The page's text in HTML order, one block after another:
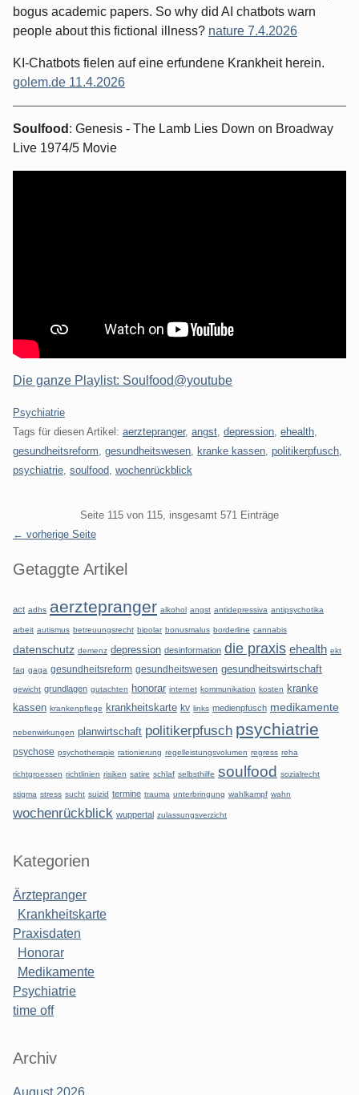
bogus academic papers. So why did AI chatbots warn
people about this fictional illness? nature 7.4.2026
KI-Chatbots fielen auf eine erfundene Krankheit herein.
golem.de 11.4.2026
Soulfood : Genesis - The Lamb Lies Down on Broadway
Live 1974/5 Movie
Die ganze Playlist: Soulfood@youtube
Kategorien:
Psychiatrie
Tags für diesen Artikel: aerztepranger, angst depression ehealth
gesundheitsreform gesundheitswesen kranke kassen politikerpfusch
psychiatrie soulfood wochenrückblick
PaginationSeite 115 von 115, insgesamt 571 Einträge
← vorherige Seite
Seitenleiste
Getaggte Artikel
act adhs aerztepranger alkohol angst antidepressiva antipsychotika
arbeit autismus betreuungsrecht bipolar bonusmalus borderline cannabis
datenschutz demenz depression desinformation die praxis ehealth ekt
faq gaga gesundheitsreform gesundheitswesen gesundheitswirtschaft
gewicht grundlagen gutachten honorar internet kommunikation kosten
kranke
kassen krankenpflege krankheitskarte kv links medienpfusch medikamente
nebenwirkungen planwirtschaft politikerpfusch psychiatrie
psychose psychotherapie rationierung regelleistungsvolumen regress reha
richtgroessen richtlinien risiken satire schlaf selbsthilfe soulfood sozialrecht
stigma stress sucht suizid termine trauma unterbringung wahlkampf wahn
wochenrückblick wuppertal zulassungsverzicht
Kategorien
Ärztepranger
Krankheitskarte
Praxisdaten
Honorar
Medikamente
Psychiatrie
time off
Archiv
August 2026